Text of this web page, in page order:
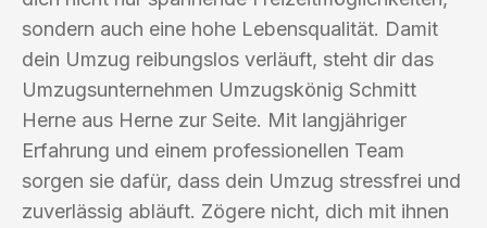
sondern auch eine hohe Lebensqualität. Damit
dein Umzug reibungslos verläuft, steht dir das
Umzugsunternehmen Umzugskönig Schmitt
Herne aus Herne zur Seite. Mit langjähriger
Erfahrung und einem professionellen Team
sorgen sie dafür, dass dein Umzug stressfrei und
zuverlässig abläuft. Zögere nicht, dich mit ihnen